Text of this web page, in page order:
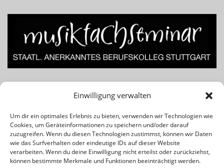
Einwilligung verwalten
Um dir ein optimales Erlebnis zu bieten, verwenden wir Technologien wie
Cookies, um Geräteinformationen zu speichern und/oder darauf
zuzugreifen. Wenn du diesen Technologien zustimmst, können wir Daten
wie das Surfverhalten oder eindeutige IDs auf dieser Website
verarbeiten. Wenn du deine Einwilligung nicht erteilst oder zurückziehst,
können bestimmte Merkmale und Funktionen beeinträchtigt werden.
Lust am Beruf des Musiklehrers bzw. Musikpädagogen? Für
Infos einfach das Banner klicken!
Rechtliches & Wichtiges:
Kontakt